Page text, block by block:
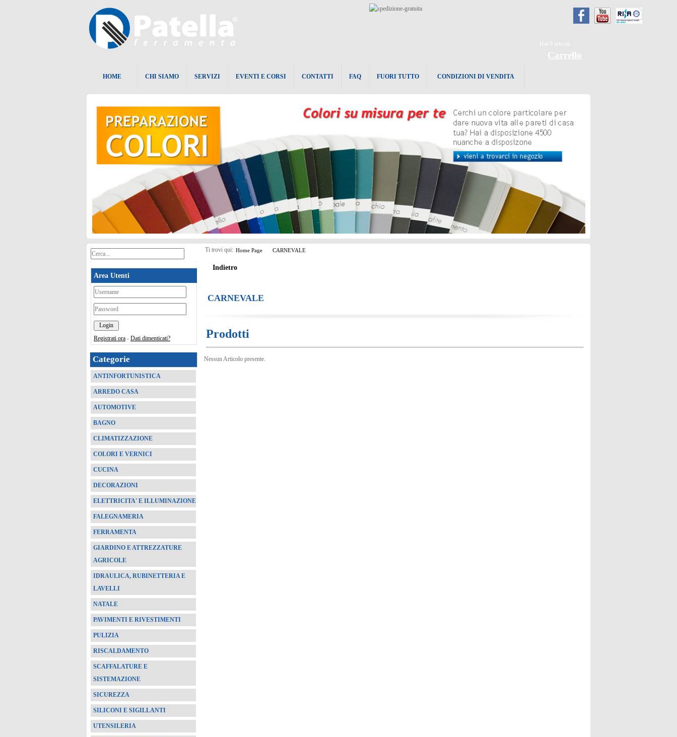
articoli
Carrello
HOME CHI SIAMO SERVIZI EVENTI E CORSI CONTATTI FAQ FUORI TUTTO CONDIZIONI DI VENDITA
Area Utenti
*
*
Registrati ora - Dati dimenticati?
Categorie
ANTINFORTUNISTICA
ARREDO CASA
AUTOMOTIVE
BAGNO
CLIMATIZZAZIONE
COLORI E VERNICI
CUCINA
DECORAZIONI
ELETTRICITA' E ILLUMINAZIONE
FALEGNAMERIA
FERRAMENTA
GIARDINO E ATTREZZATURE
AGRICOLE
IDRAULICA, RUBINETTERIA E
LAVELLI
NATALE
PAVIMENTI E RIVESTIMENTI
PULIZIA
RISCALDAMENTO
SCAFFALATURE E
SISTEMAZIONE
SICUREZZA
SILICONI E SIGILLANTI
UTENSILERIA
Ti trovi qui: Home Page CARNEVALE
Indietro
CARNEVALE
Prodotti
Nessun Articolo presente.